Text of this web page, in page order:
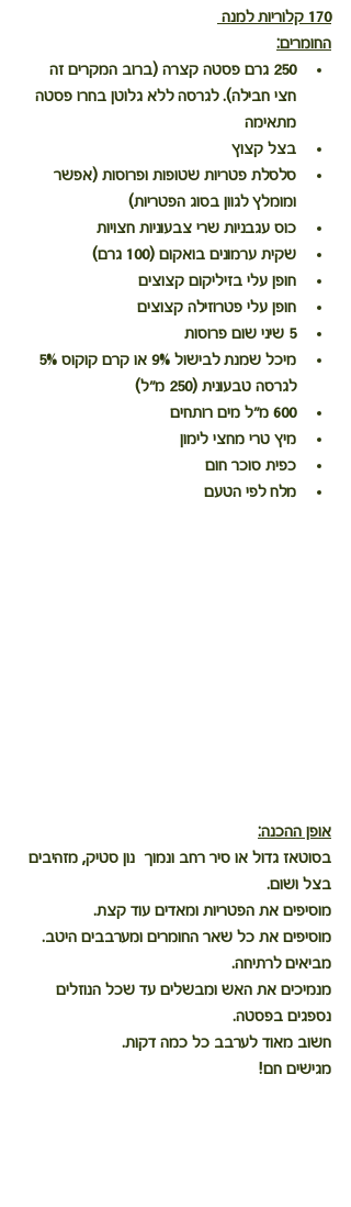
170 קלוריות למנה
החומרים:
250 גרם פסטה קצרה (ברוב המקרים זה
חצי חבילה). לגרסה ללא גלוטן בחרו פסטה
מתאימה
בצל קצוץ
סלסלת פטריות שטופות ופרוסות (אפשר
ומומלץ לגוון בסוג הפטריות)
כוס עגבניות שרי צבעוניות חצויות
שקית ערמונים בואקום (100 גרם)
חופן עלי בזיליקום קצוצים
חופן עלי פטרוזילה קצוצים
5 שיני שום פרוסות
לגרסה טבעונית (250 מ"ל)
600 מ"ל מים רותחים
מיץ טרי מחצי לימון
כפית סוכר חום
מלח לפי הטעם
אופן ההכנה:
בסוטאז גדול או סיר רחב ונמוך  נון סטיק, מזהיבים
בצל ושום.
מוסיפים את הפטריות ומאדים עוד קצת.
מוסיפים את כל שאר החומרים ומערבבים היטב.
מביאים לרתיחה.
מנמיכים את האש ומבשלים עד שכל הנוזלים
נספגים בפסטה.
חשוב מאוד לערבב כל כמה דקות.
מגישים חם!